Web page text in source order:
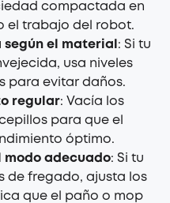
compactada en
el trabajo del robot.
el material : Si tu
usa niveles
para evitar daños.
regular: Vacía los
para que el
óptimo.
modo adecuado: Si tu
de fregado, ajusta los
que el paño o mop